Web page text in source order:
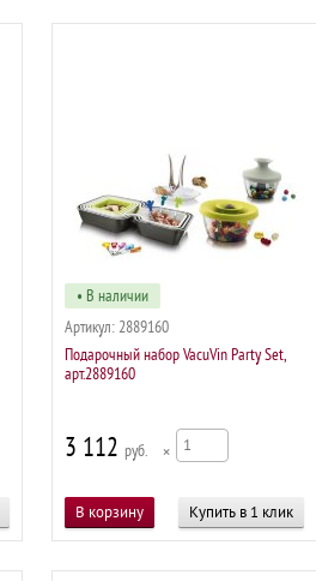
• В наличии
Артикул: 2889160
Подарочный набор VacuVin Party Set,
арт.2889160
3 112 р ×
Купить в 1 клик